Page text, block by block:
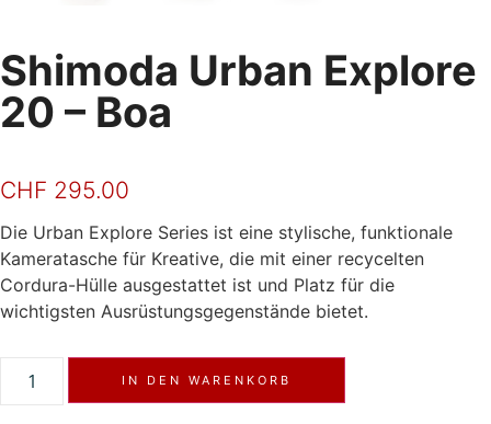
Shimoda Urban Explore
20 – Boa
CHF 295.00
Die Urban Explore Series ist eine stylische, funktionale
Kameratasche für Kreative, die mit einer recycelten
Cordura-Hülle ausgestattet ist und Platz für die
wichtigsten Ausrüstungsgegenstände bietet.
IN DEN WARENKORB